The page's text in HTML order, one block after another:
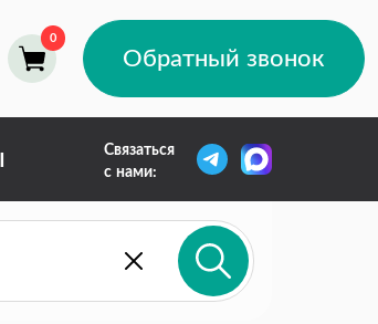
Обратный звонок
Связаться
с нами: